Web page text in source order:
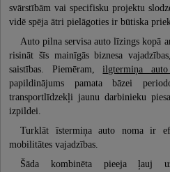
svārstībām vai specifisku projektu
vidē spēja ātri pielāgoties ir būtiska
Auto pilna servisa auto līzings kopā
risināt šīs mainīgās biznesa
saistības. Piemēram,ilgtermiņa
papildinājums pamata bāzei
transportlīdzekļi jaunu darbinieku
izpildei.
Turklāt īstermiņa auto noma ir
mobilitātes vajadzības.
Šāda kombinēta pieeja ļauj